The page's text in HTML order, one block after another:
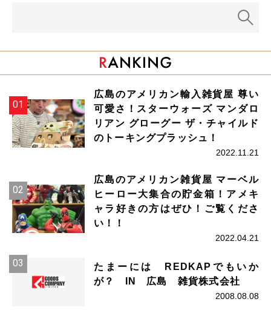
広島のアメリカン輸入雑貨屋 尊い
可愛さ！スターウォーズ マンダロ
リアン グローグー ザ・チャイルド
のトーキングプラッシュ！
2022.11.21
広島のアメリカン雑貨屋 マーベル
ヒーロー大集合の貯金箱！アメキ
ャラ好きの方はぜひ！ご覧くださ
い！！
2022.04.21
たまーには REDKAPでもいか
が？ IN 広島 雑貨株式会社
2008.08.08